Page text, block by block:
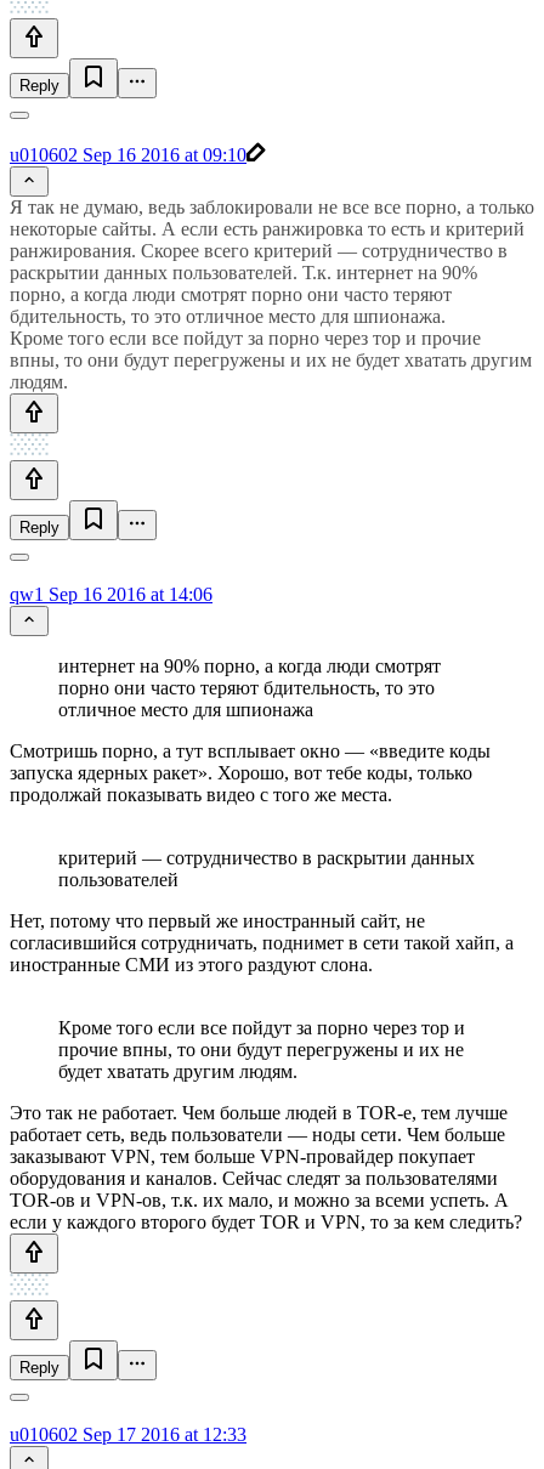
Reply
u010602 Sep 16 2016 at 09:10
Я так не думаю, ведь заблокировали не все все порно, а только
некоторые сайты. А если есть ранжировка то есть и критерий
ранжирования. Скорее всего критерий — сотрудничество в
раскрытии данных пользователей. Т.к. интернет на 90%
порно, а когда люди смотрят порно они часто теряют
бдительность, то это отличное место для шпионажа.
Кроме того если все пойдут за порно через тор и прочие
впны, то они будут перегружены и их не будет хватать другим
людям.
Reply
qw1 Sep 16 2016 at 14:06
интернет на 90% порно, а когда люди смотрят
порно они часто теряют бдительность, то это
отличное место для шпионажа
Смотришь порно, а тут всплывает окно — «введите коды
запуска ядерных ракет». Хорошо, вот тебе коды, только
продолжай показывать видео с того же места.
критерий — сотрудничество в раскрытии данных
пользователей
Нет, потому что первый же иностранный сайт, не
согласившийся сотрудничать, поднимет в сети такой хайп, а
иностранные СМИ из этого раздуют слона.
Кроме того если все пойдут за порно через тор и
прочие впны, то они будут перегружены и их не
будет хватать другим людям.
Это так не работает. Чем больше людей в TOR-е, тем лучше
работает сеть, ведь пользователи — ноды сети. Чем больше
заказывают VPN, тем больше VPN-провайдер покупает
оборудования и каналов. Сейчас следят за пользователями
TOR-ов и VPN-ов, т.к. их мало, и можно за всеми успеть. А
если у каждого второго будет TOR и VPN, то за кем следить?
Reply
u010602 Sep 17 2016 at 12:33